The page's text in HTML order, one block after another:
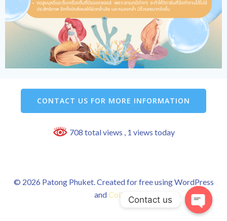
CONTACT US FOR MORE INFORMATION
708 total views , 1 views today
© 2026 Patong Phuket. Created for free using WordPress
andColibri
Contact us